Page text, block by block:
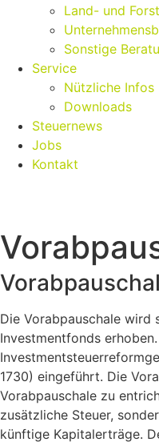
Land- und
Sonstige
Service
Nützliche Infos
Downloads
Steuernews
Jobs
Kontakt
Die Vorabpauschale wird
Investmentfonds
1730) eingeführt. Die
Vorabpauschale zu
zusätzliche Steuer,
künftige Kapitalerträge.